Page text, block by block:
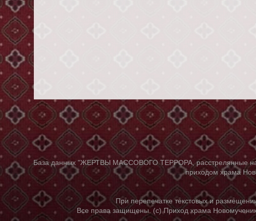
База данных "ЖЕРТВЫ МАССОВОГО ТЕРРОРА, расстрелянные на
приходом храма
При перепечатке текстовых и
Все права защищены. (с) Приход храма